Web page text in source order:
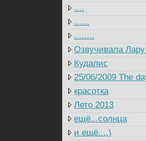
....
......
........
Озвучивала
Кудалис
25/06/2009 The
красотка
Лето 2013
ещё...солнца
и ещё....)